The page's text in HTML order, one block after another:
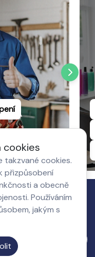
cookies
takzvané cookies.
přizpůsobení
a obecně
Používáním
jakým s
Nastavení